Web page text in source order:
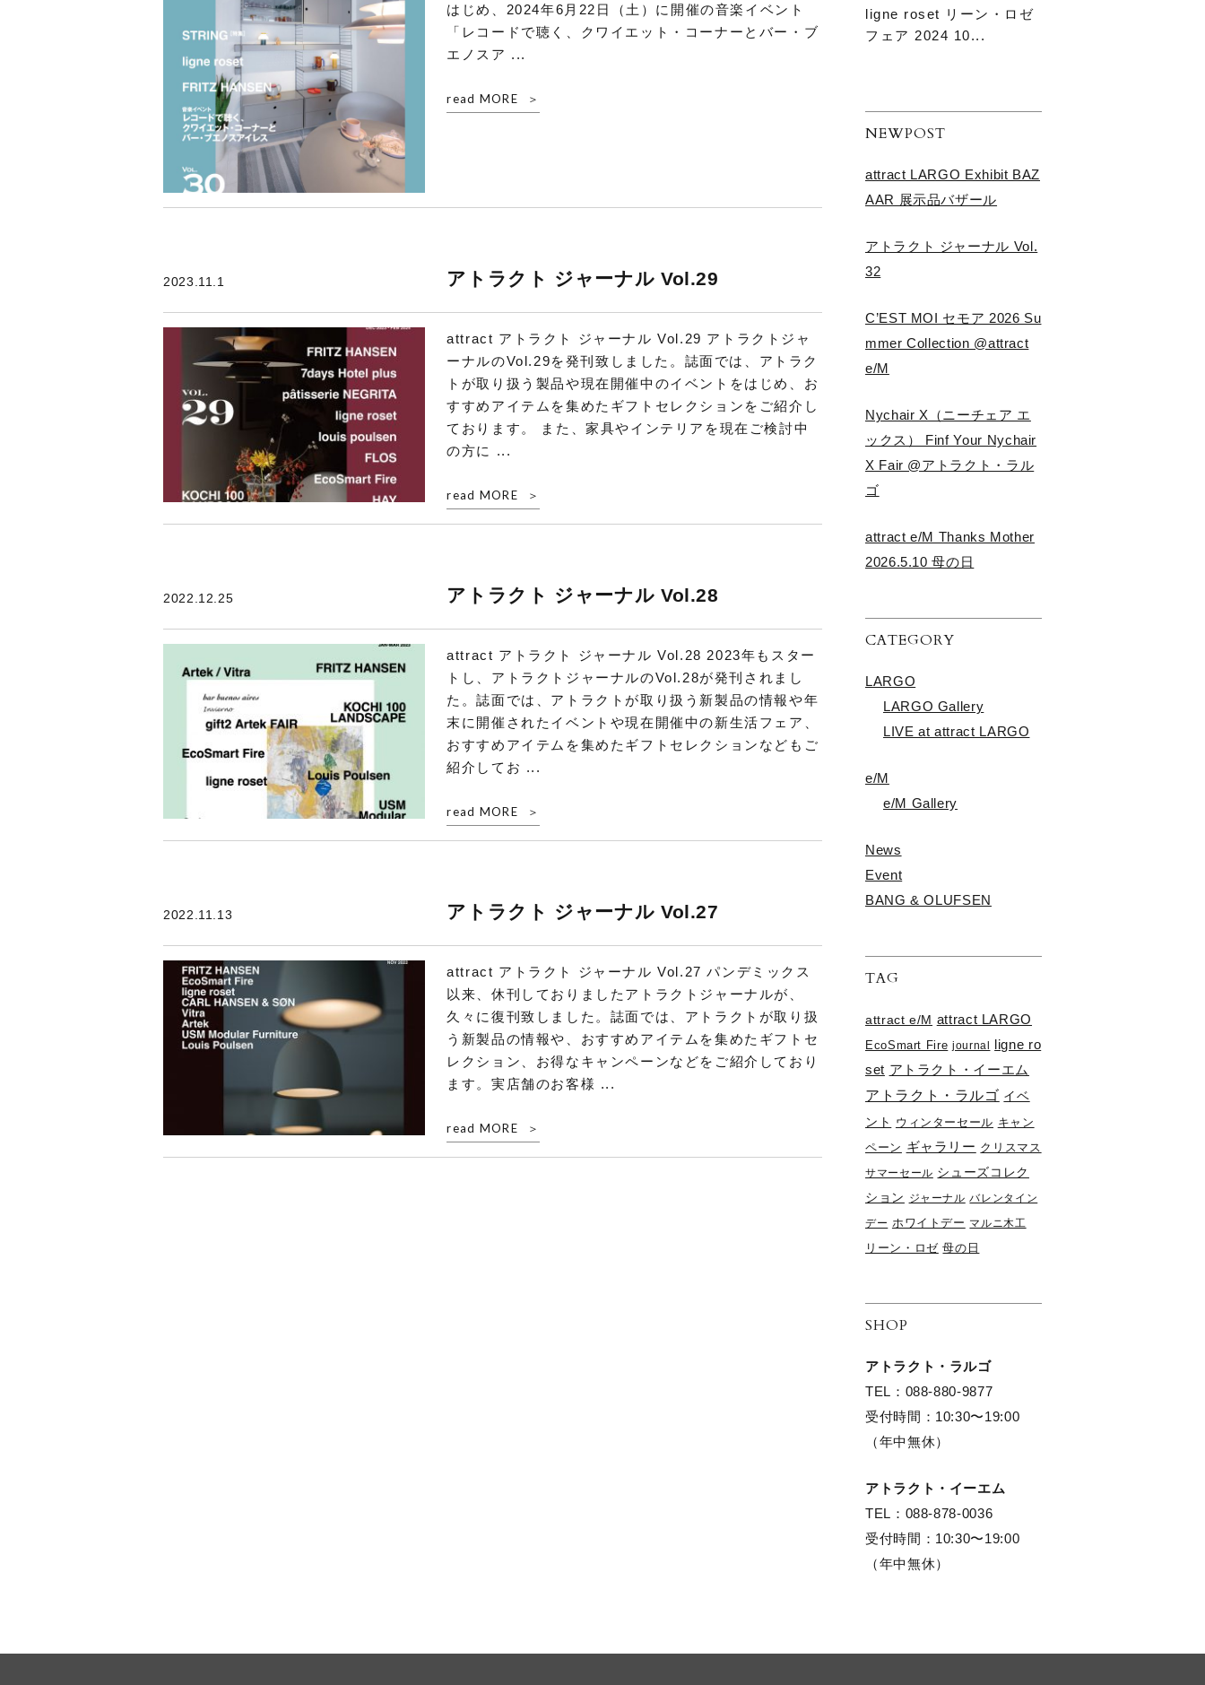
はじめ、2024年6月22日（土）に開催の音楽イベント
「レコードで聴く、クワイエット・コーナーとバー・ブ
エノスア ...
read MORE
2023.11.1 アトラクト ジャーナル Vol.29
attract アトラクト ジャーナル Vol.29 アトラクトジャ
ーナルのVol.29を発刊致しました。誌面では、アトラク
トが取り扱う製品や現在開催中のイベントをはじめ、お
すすめアイテムを集めたギフトセレクションをご紹介し
ております。 また、家具やインテリアを現在ご検討中
の方に ...
read MORE
2022.12.25 アトラクト ジャーナル Vol.28
attract アトラクト ジャーナル Vol.28 2023年もスター
トし、アトラクトジャーナルのVol.28が発刊されまし
た。誌面では、アトラクトが取り扱う新製品の情報や年
末に開催されたイベントや現在開催中の新生活フェア、
おすすめアイテムを集めたギフトセレクションなどもご
紹介してお ...
read MORE
2022.11.13 アトラクト ジャーナル Vol.27
attract アトラクト ジャーナル Vol.27 パンデミックス
以来、休刊しておりましたアトラクトジャーナルが、
久々に復刊致しました。誌面では、アトラクトが取り扱
う新製品の情報や、おすすめアイテムを集めたギフトセ
レクション、お得なキャンペーンなどをご紹介しており
ます。実店舗のお客様 ...
read MORE
ligne roset リーン・ロゼ
フェア 2024 10...
NEWPOST
attract LARGO Exhibit BAZ
AAR 展示品バザール
アトラクト ジャーナル Vol.
32
C’EST MOI セモア 2026 Su
mmer Collection @attract
e/M
Nychair X（ニーチェア エ
ックス） Finf Your Nychair
X Fair @アトラクト・ラル
ゴ
attract e/M Thanks Mother
2026.5.10 母の日
CATEGORY
LARGO
LARGO Gallery
LIVE at attract LARGO
e/M
e/M Gallery
News
Event
BANG & OLUFSEN
TAG
attract e/M attract LARGO
EcoSmart Fire journal
ligne ro
set アトラクト・イーエム
アトラクト・ラルゴ イベ
ント ウィンターセール キャン
ペーン ギャラリー クリスマス
サマーセール シューズコレク
ション ジャーナル バレンタイン
デー ホワイトデー マルニ木工
リーン・ロゼ 母の日
SHOP
アトラクト・ラルゴ
TEL：088-880-9877
受付時間：10:30〜19:00
（年中無休）
アトラクト・イーエム
TEL：088-878-0036
受付時間：10:30〜19:00
（年中無休）